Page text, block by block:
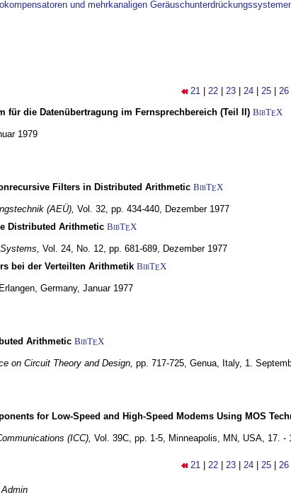
und mehrkanaligen
21 22 23 24 25 26
für die Datenübertragung im Fernsprechbereich (Teil II) BibTEX
1979
Filters in Distributed Arithmetic BibTEX
(AEÜ), Vol. 32, pp. 434-440, Dezember 1977
Distributed Arithmetic BibTEX
Vol. 24, No. 12, pp. 681-689, Dezember 1977
bei der Verteilten Arithmetik BibTEX
Erlangen, Germany, Januar 1977
Arithmetic BibTEX
on Circuit Theory and Design, pp. 717-725, Genua, Italy, 1.
for Low-Speed and High-Speed Modems Using MOS
(ICC), Vol. 39C, pp. 1-5, Minneapolis, MN, USA, 17. -
21 22 23 24 25 26